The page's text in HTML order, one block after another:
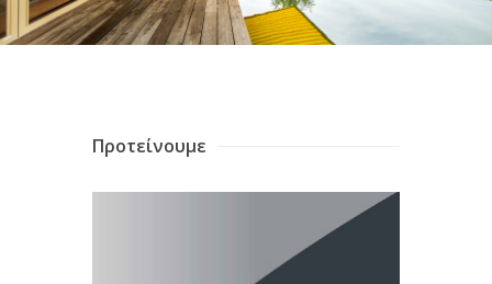
Προτείνουμε